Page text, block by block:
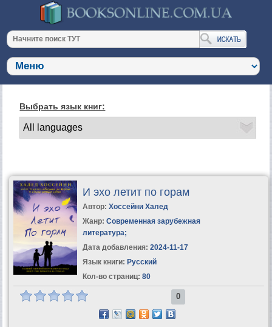
Выбрать язык книг:
И эхо летит по горам
Автор: Хоссейни Халед
Жанр: Современная зарубежная
литература;
Дата добавления: 2024-11-17
Язык книги: Русский
Кол-во страниц: 80
0